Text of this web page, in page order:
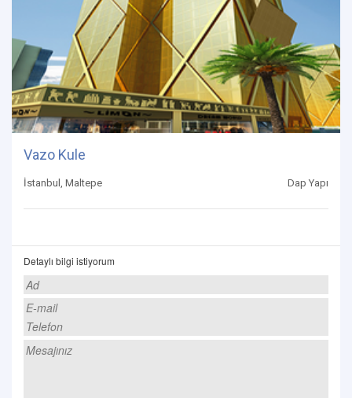
Vazo Kule
İstanbul, Maltepe Dap Yapı
Detaylı bilgi istiyorum